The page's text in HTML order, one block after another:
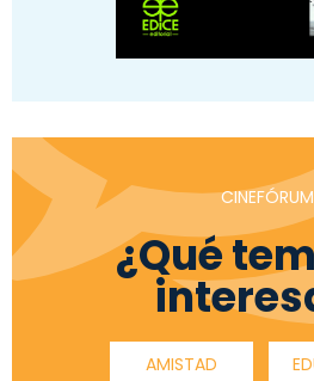
CINEFÓRUM
¿Qué
AMISTAD